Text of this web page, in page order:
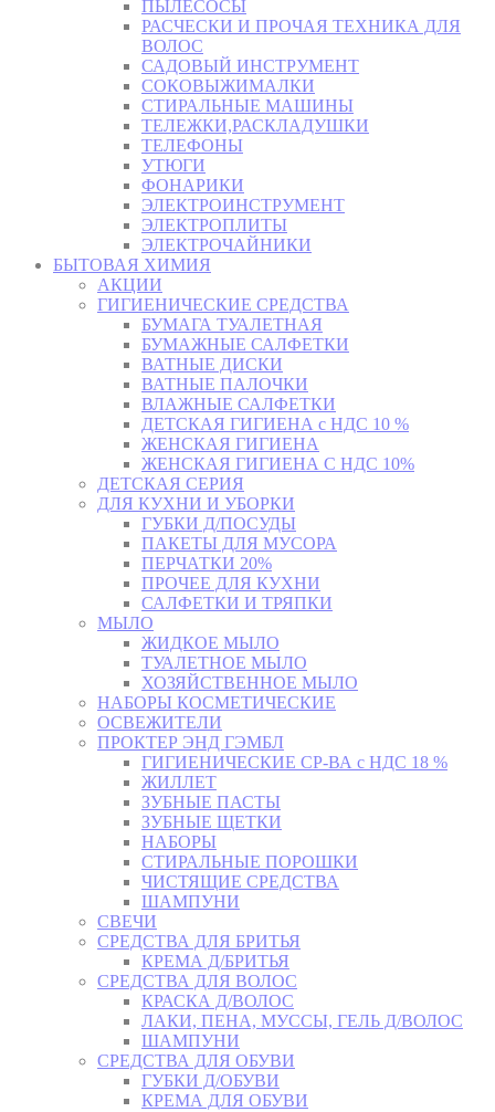
ПЫЛЕСОСЫ
РАСЧЕСКИ И ПРОЧАЯ ТЕХНИКА ДЛЯ
ВОЛОС
САДОВЫЙ ИНСТРУМЕНТ
СОКОВЫЖИМАЛКИ
СТИРАЛЬНЫЕ МАШИНЫ
ТЕЛЕЖКИ,РАСКЛАДУШКИ
ТЕЛЕФОНЫ
УТЮГИ
ФОНАРИКИ
ЭЛЕКТРОИНСТРУМЕНТ
ЭЛЕКТРОПЛИТЫ
ЭЛЕКТРОЧАЙНИКИ
БЫТОВАЯ ХИМИЯ
АКЦИИ
ГИГИЕНИЧЕСКИЕ СРЕДСТВА
БУМАГА ТУАЛЕТНАЯ
БУМАЖНЫЕ САЛФЕТКИ
ВАТНЫЕ ДИСКИ
ВАТНЫЕ ПАЛОЧКИ
ВЛАЖНЫЕ САЛФЕТКИ
ДЕТСКАЯ ГИГИЕНА с НДС 10 %
ЖЕНСКАЯ ГИГИЕНА
ЖЕНСКАЯ ГИГИЕНА С НДС 10%
ДЕТСКАЯ СЕРИЯ
ДЛЯ КУХНИ И УБОРКИ
ГУБКИ Д/ПОСУДЫ
ПАКЕТЫ ДЛЯ МУСОРА
ПЕРЧАТКИ 20%
ПРОЧЕЕ ДЛЯ КУХНИ
САЛФЕТКИ И ТРЯПКИ
МЫЛО
ЖИДКОЕ МЫЛО
ТУАЛЕТНОЕ МЫЛО
ХОЗЯЙСТВЕННОЕ МЫЛО
НАБОРЫ КОСМЕТИЧЕСКИЕ
ОСВЕЖИТЕЛИ
ПРОКТЕР ЭНД ГЭМБЛ
ГИГИЕНИЧЕСКИЕ СР-ВА с НДС 18 %
ЖИЛЛЕТ
ЗУБНЫЕ ПАСТЫ
ЗУБНЫЕ ЩЕТКИ
НАБОРЫ
СТИРАЛЬНЫЕ ПОРОШКИ
ЧИСТЯЩИЕ СРЕДСТВА
ШАМПУНИ
СВЕЧИ
СРЕДСТВА ДЛЯ БРИТЬЯ
КРЕМА Д/БРИТЬЯ
СРЕДСТВА ДЛЯ ВОЛОС
КРАСКА Д/ВОЛОС
ЛАКИ, ПЕНА, МУССЫ, ГЕЛЬ Д/ВОЛОС
ШАМПУНИ
СРЕДСТВА ДЛЯ ОБУВИ
ГУБКИ Д/ОБУВИ
КРЕМА ДЛЯ ОБУВИ